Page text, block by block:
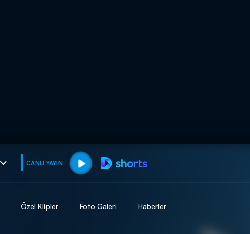
CANLI YAYIN
muhteşem ikili
Özel Klipler Foto Galeri Haberler